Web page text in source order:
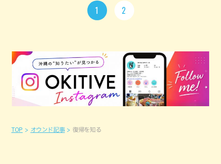
1 2
TOP オウンド記事 復帰を知る